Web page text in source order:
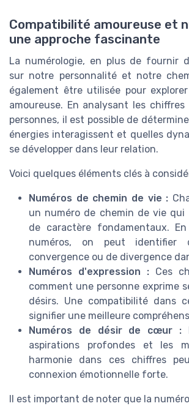
Compatibilité amoureuse et
une approche fascinante
La numérologie, en plus de fournir
sur notre personnalité et notre
également être utilisée pour
amoureuse. En analysant les chiffres
personnes, il est possible de
énergies interagissent et quelles
se développer dans leur relation.
Voici quelques éléments clés à
Numéros de chemin de vie :
un numéro de chemin de vie qui
de caractère fondamentaux.
numéros, on peut identifier
convergence ou de divergence
Numéros d'expression : Ces
comment une personne exprime
désirs. Une compatibilité dans
signifier une meilleure
Numéros de désir de cœur :
aspirations profondes et les
harmonie dans ces chiffres
connexion émotionnelle forte.
Il est important de noter que la